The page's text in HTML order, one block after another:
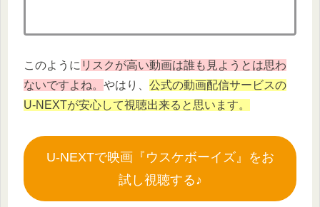
このように リスクが高い動画は誰も見ようとは思わ
ないですよね。 やはり、 公式の動画配信サービスの
U-NEXTが安心して視聴出来ると思います。
U-NEXTで映画『ウスケボーイズ』をお
試し視聴する♪